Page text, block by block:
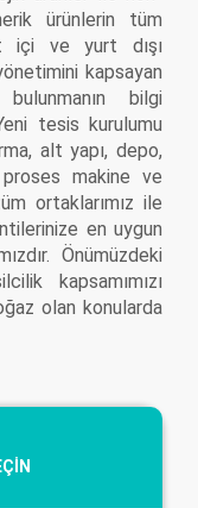
ürünlerin tüm
içi ve yurt dışı
kapsayan
bilgi
tesis kurulumu
alt yapı, depo,
makine ve
ortaklarımız ile
en uygun
Önümüzdeki
kapsamımızı
olan konularda